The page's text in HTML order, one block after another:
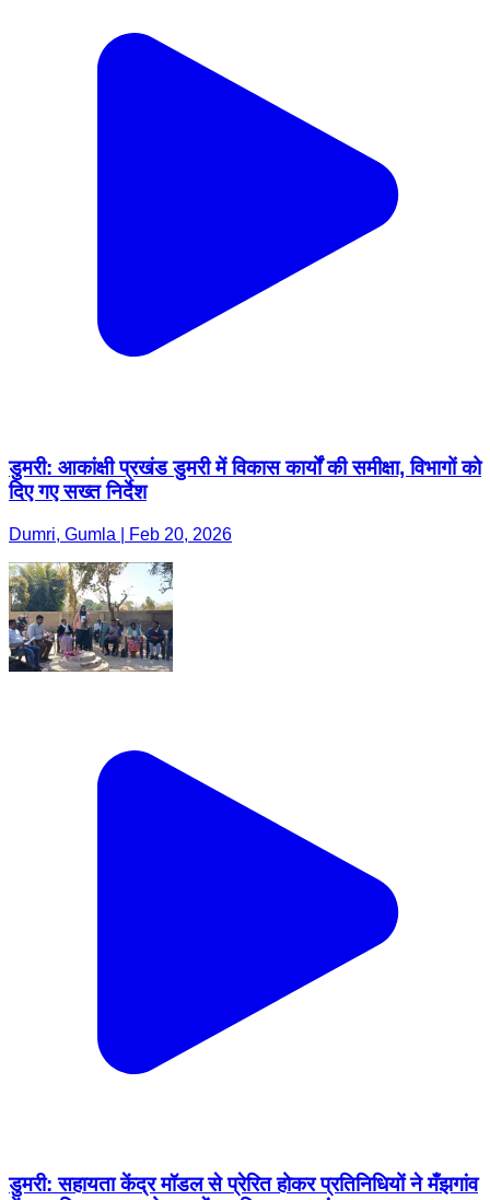
डुमरी: आकांक्षी प्रखंड डुमरी में विकास कार्यों की समीक्षा, विभागों को
दिए गए सख्त निर्देश
Dumri, Gumla | Feb 20, 2026
डुमरी: सहायता केंद्र मॉडल से प्रेरित होकर प्रतिनिधियों ने मँझगांव